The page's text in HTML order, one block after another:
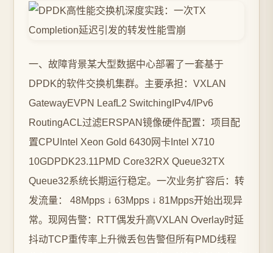
一、故障背景某大型数据中心部署了一套基于
DPDK的软件交换机集群。主要承担：VXLAN
GatewayEVPN LeafL2 SwitchingIPv4/IPv6
RoutingACL过滤ERSPAN镜像硬件配置：项目配
置CPUIntel Xeon Gold 6430网卡Intel X710
10GDPDK23.11PMD Core32RX Queue32TX
Queue32系统长期运行稳定。一次业务扩容后：转
发流量： 48Mpps ↓ 63Mpps ↓ 81Mpps开始出现异
常。现网告警：RTT偶发升高VXLAN Overlay时延
抖动TCP重传率上升微丢包告警但所有PMD线程